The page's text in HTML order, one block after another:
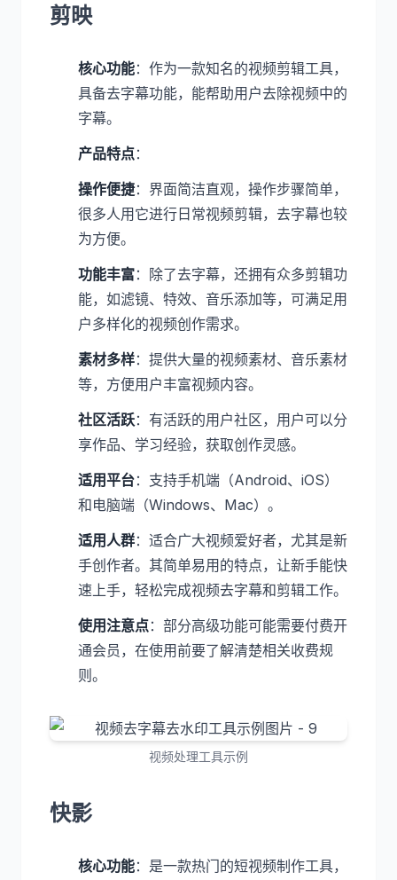
剪映
核心功能：作为一款知名的视频剪辑工具，
具备去字幕功能，能帮助用户去除视频中的
字幕。
产品特点：
操作便捷：界面简洁直观，操作步骤简单，
很多人用它进行日常视频剪辑，去字幕也较
为方便。
功能丰富：除了去字幕，还拥有众多剪辑功
能，如滤镜、特效、音乐添加等，可满足用
户多样化的视频创作需求。
素材多样：提供大量的视频素材、音乐素材
等，方便用户丰富视频内容。
社区活跃：有活跃的用户社区，用户可以分
享作品、学习经验，获取创作灵感。
适用平台：支持手机端（Android、iOS）
和电脑端（Windows、Mac）。
适用人群：适合广大视频爱好者，尤其是新
手创作者。其简单易用的特点，让新手能快
速上手，轻松完成视频去字幕和剪辑工作。
使用注意点：部分高级功能可能需要付费开
通会员，在使用前要了解清楚相关收费规
则。
视频处理工具示例
快影
核心功能：是一款热门的短视频制作工具，